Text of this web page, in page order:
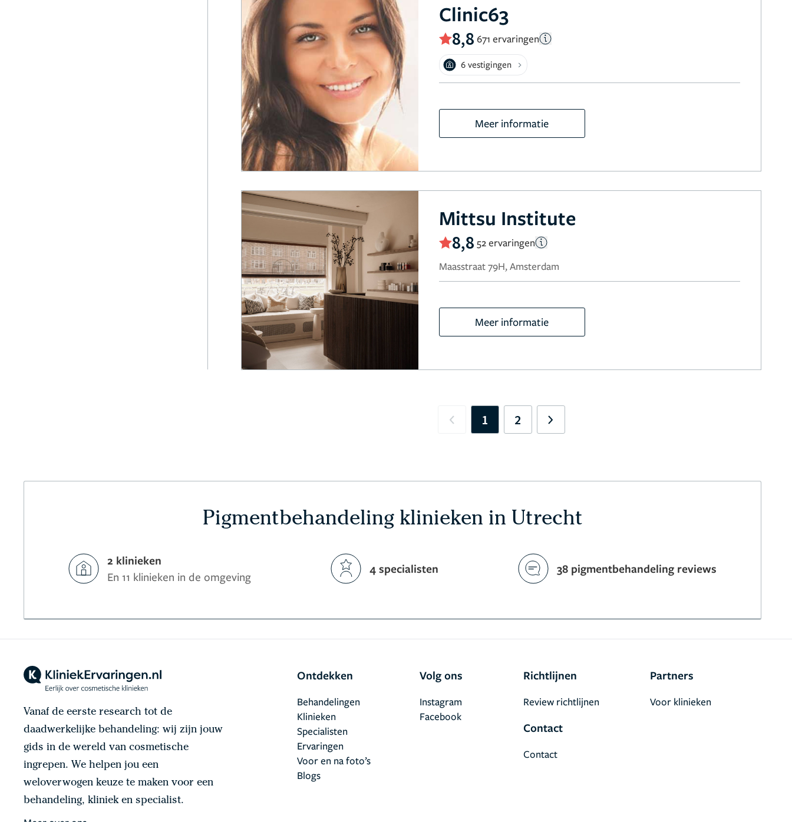
Clinic63
8,8 671 ervaringen
6 vestigingen
Meer informatie
Mittsu Institute
8,8 52 ervaringen
Maasstraat 79H, Amsterdam
Meer informatie
Previous
1 2 Next
Pigmentbehandeling klinieken in Utrecht
2 klinieken
En 11 klinieken in de omgeving
4 specialisten 38 pigmentbehandeling reviews
Vanaf de eerste research tot de
daadwerkelijke behandeling: wij zijn jouw
gids in de wereld van cosmetische
ingrepen. We helpen jou een
weloverwogen keuze te maken voor een
behandeling, kliniek en specialist.
Ontdekken
Behandelingen
Klinieken
Specialisten
Ervaringen
Voor en na foto’s
Blogs
Volg ons
Facebook
Instagram
Richtlijnen
Review richtlijnen
Contact
Contact
Partners
Voor klinieken